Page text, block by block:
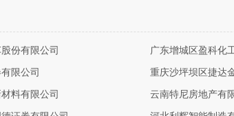
份有限公司 广东增城区盈科化
限公司 重庆沙坪坝区捷达
料有限公司 云南特尼房地产有